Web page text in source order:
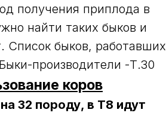
получения приплода в
найти таких быков и
быков, работавших
производители -Т.30
коров
32 породу, в Т8 идут